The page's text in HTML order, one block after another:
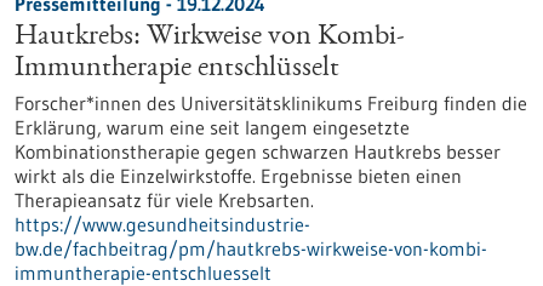
Hautkrebs: Wirkweise von Kombi-
Immuntherapie entschlüsselt
Forscher*innen des Universitätsklinikums Freiburg finden die
Erklärung, warum eine seit langem eingesetzte
Kombinationstherapie gegen schwarzen Hautkrebs besser
wirkt als die Einzelwirkstoffe. Ergebnisse bieten einen
Therapieansatz für viele Krebsarten.
https://www.gesundheitsindustrie-
bw.de/fachbeitrag/pm/hautkrebs-wirkweise-von-kombi-
immuntherapie-entschluesselt